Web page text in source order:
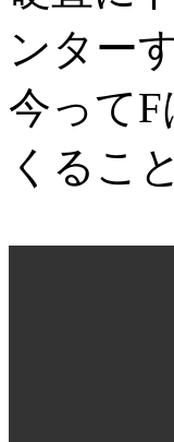
ンター
今って
くるこ